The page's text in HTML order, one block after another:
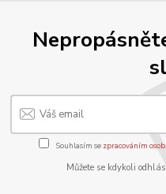
Souhlasím se zpracováním
Můžete se kdykoli